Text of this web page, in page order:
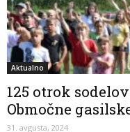
Aktualno
125 otrok
Območne
31. avgusta, 2024